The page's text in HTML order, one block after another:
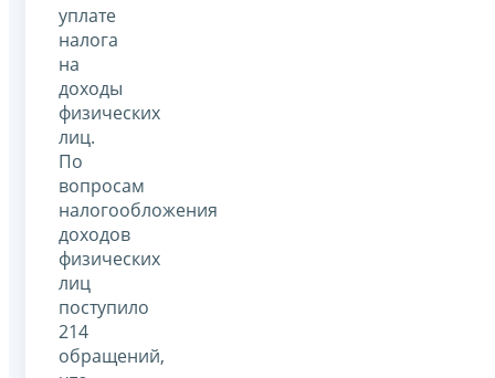
уплате
налога
на
доходы
физических
лиц.
По
вопросам
налогообложения
доходов
физических
лиц
поступило
214
обращений,